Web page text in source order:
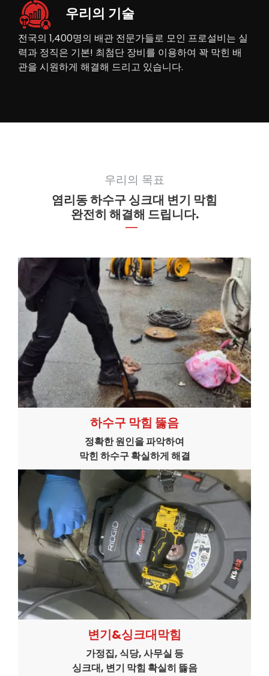
우리의 기술
전국의 1,400명의 배관 전문가들로 모인 프로설비는 실
력과 정직은 기본! 최첨단 장비를 이용하여 꽉 막힌 배
관을 시원하게 해결해 드리고 있습니다.
우리의 목표
염리동 하수구 싱크대 변기 막힘
완전히 해결해 드립니다.
하수구 막힘 뚫음
정확한 원인을 파악하여
막힌 하수구 확실하게 해결
변기&싱크대막힘
가정집, 식당, 사무실 등
싱크대, 변기 막힘 확실히 뜷음